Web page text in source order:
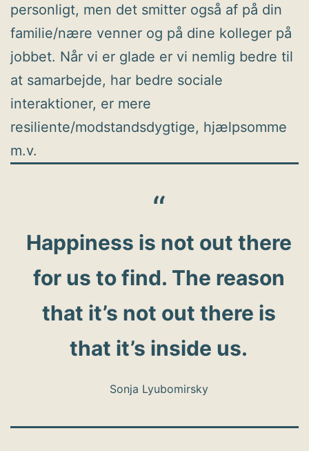
personligt, men det smitter også af på din
familie/nære venner og på dine kolleger på
jobbet. Når vi er glade er vi nemlig bedre til
at samarbejde, har bedre sociale
interaktioner, er mere
resiliente/modstandsdygtige, hjælpsomme
m.v.
Happiness is not out there
for us to find. The reason
that it’s not out there is
that it’s inside us.
Sonja Lyubomirsky